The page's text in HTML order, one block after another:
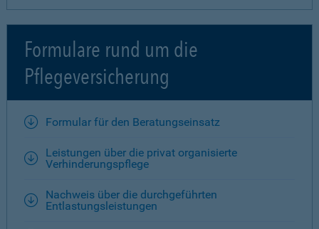
Formulare rund um die
Pflegeversicherung
Formular für den Beratungseinsatz
Leistungen über die privat organisierte
Verhinderungspflege
Nachweis über die durchgeführten
Entlastungsleistungen